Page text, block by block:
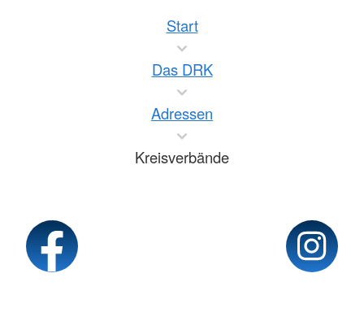
Start
Das DRK
Adressen
Kreisverbände